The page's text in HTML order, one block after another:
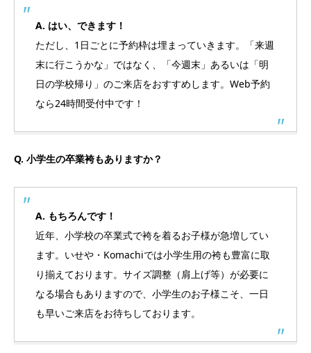
A. はい、できます！
ただし、1日ごとに予約枠は埋まっていきます。「来週
末に行こうかな」ではなく、「今週末」あるいは「明
日の学校帰り」のご来店をおすすめします。Web予約
なら24時間受付中です！
Q. 小学生の卒業袴もありますか？
A. もちろんです！
近年、小学校の卒業式で袴を着るお子様が急増してい
ます。いせや・Komachiでは小学生用の袴も豊富に取
り揃えております。サイズ調整（肩上げ等）が必要に
なる場合もありますので、小学生のお子様こそ、一日
も早いご来店をお待ちしております。